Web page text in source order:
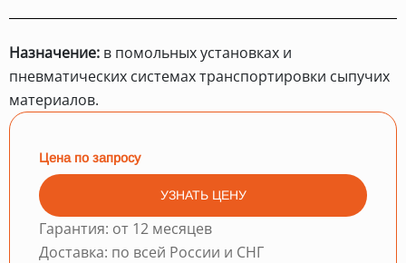
Назначение: в помольных установках и
пневматических системах транспортировки сыпучих
материалов.
Цена по запросу
УЗНАТЬ ЦЕНУ
Гарантия: от 12 месяцев
Доставка: по всей России и СНГ